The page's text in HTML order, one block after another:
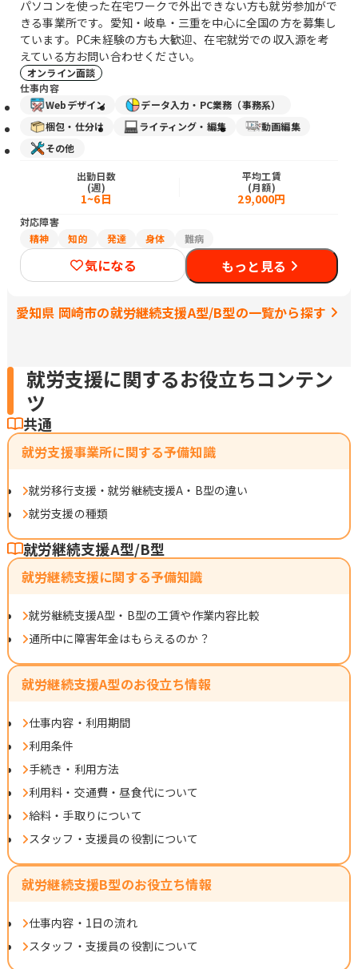
パソコンを使った在宅ワークで外出できない方も就労参加がで
きる事業所です。愛知・岐阜・三重を中心に全国の方を募集し
ています。PC未経験の方も大歓迎、在宅就労での収入源を考
えている方お問い合わせください。
オンライン面談
仕事内容
Webデザイン
データ入力・PC業務（事務系）
梱包・仕分け
ライティング・編集
動画編集
その他
出勤日数
(週)
1~6日
平均工賃
(月額)
29,000円
対応障害
精神
知的 発達 身体 難病
気になる もっと見る
愛知県 岡崎市の就労継続支援A型/B型の一覧から探す
就労支援に関するお役立ちコンテン
ツ
共通
就労支援事業所に関する予備知識
就労移行支援・就労継続支援A・B型の違い
就労支援の種類
就労継続支援A型/B型
就労継続支援に関する予備知識
就労継続支援A型・B型の工賃や作業内容比較
通所中に障害年金はもらえるのか？
就労継続支援A型のお役立ち情報
仕事内容・利用期間
利用条件
手続き・利用方法
利用料・交通費・昼食代について
給料・手取りについて
スタッフ・支援員の役割について
就労継続支援B型のお役立ち情報
仕事内容・1日の流れ
スタッフ・支援員の役割について